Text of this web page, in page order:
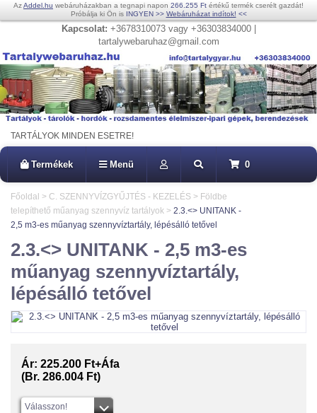
AzAddel.hu webáruházakban a tegnapi napon 266.255 Ft értékű termék cserélt gazdát!
Próbálja ki Ön is INGYEN >> Webáruházat indítok! <<
Kapcsolat: +3678310073 vagy +36303834000 |
tartalywebaruhaz@gmail.com
TARTÁLYOK MINDEN ESETRE!
Termékek Menü 0
Főoldal > C. SZENNYVÍZGYŰJTÉS - KEZELÉS > Földbe
telepíthető műanyag szennyvíz tartályok > 2.3.<> UNITANK -
2,5 m3-es műanyag szennyvíztartály, lépésálló tetővel
2.3.<> UNITANK - 2,5 m3-es
műanyag szennyvíztartály,
lépésálló tetővel
Ár: 225.200 Ft+Áfa
(Br. 286.004 Ft)
Válasszon!